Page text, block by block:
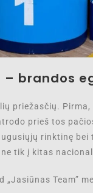
brandos
priežasčių.
prieš tos
rinktinę
tik į kitas
„Jasiūnas Team”